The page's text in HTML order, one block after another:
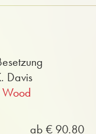
Davis
Wood
ab € 90.80